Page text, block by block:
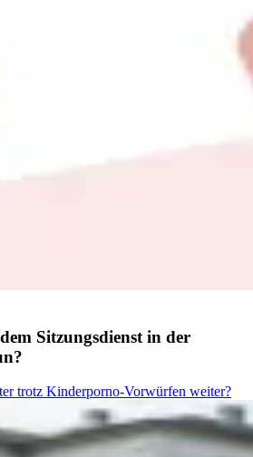
Sitzungsdienst in der
trotz Kinderporno-Vorwürfen weiter?